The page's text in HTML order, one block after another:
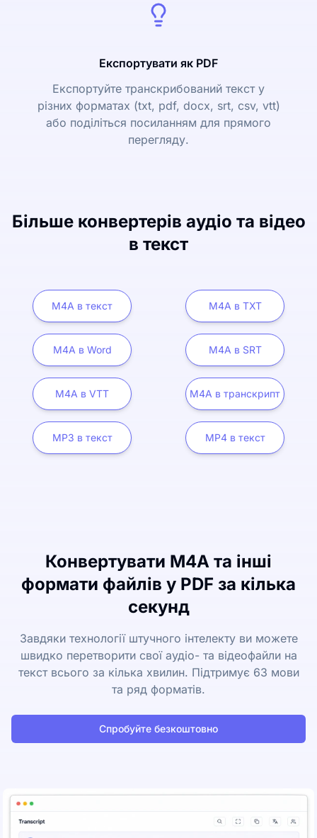
Експортувати як PDF
Експортуйте транскрибований текст у
різних форматах (txt, pdf, docx, srt, csv, vtt)
або поділіться посиланням для прямого
перегляду.
Більше конвертерів аудіо та відео
в текст
M4A в текст M4A в TXT
M4A в Word M4A в SRT
M4A в VTT M4A в транскрипт
MP3 в текст MP4 в текст
Конвертувати M4A та інші
формати файлів у PDF за кілька
секунд
Завдяки технології штучного інтелекту ви можете
швидко перетворити свої аудіо- та відеофайли на
текст всього за кілька хвилин. Підтримує 63 мови
та ряд форматів.
Спробуйте безкоштовно